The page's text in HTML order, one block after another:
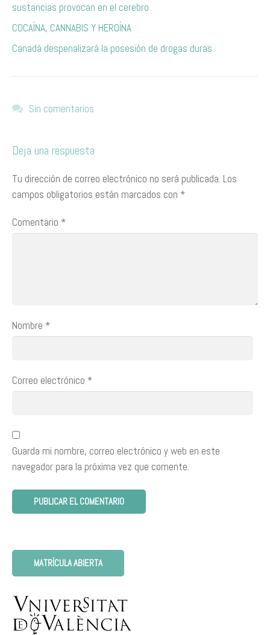
sustancias provocan en el cerebro
COCAÍNA, CANNABIS Y HEROÍNA
Canadá despenalizará la posesión de drogas duras
Sin comentarios
Deja una respuesta
Tu dirección de correo electrónico no será publicada. Los
campos obligatorios están marcados con *
Comentario *
Nombre *
Correo electrónico *
Guarda mi nombre, correo electrónico y web en este
navegador para la próxima vez que comente.
MATRÍCULA ABIERTA